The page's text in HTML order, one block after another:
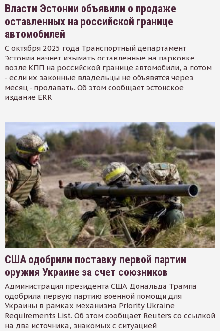
Власти Эстонии объявили о продаже
оставленных на российской границе
автомобилей
С октября 2025 года Транспортный департамент
Эстонии начнет изымать оставленные на парковке
возле КПП на российской границе автомобили, а потом
- если их законные владельцы не объявятся через
месяц - продавать. Об этом сообщает эстонское
издание ERR
США одобрили поставку первой партии
оружия Украине за счет союзников
Администрация президента США Дональда Трампа
одобрила первую партию военной помощи для
Украины в рамках механизма Priority Ukraine
Requirements List. Об этом сообщает Reuters со ссылкой
на два источника, знакомых с ситуацией